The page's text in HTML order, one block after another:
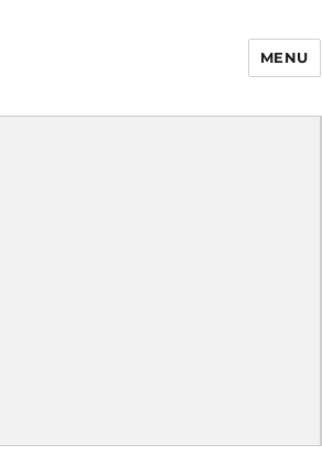
Enfance Made in
MENU